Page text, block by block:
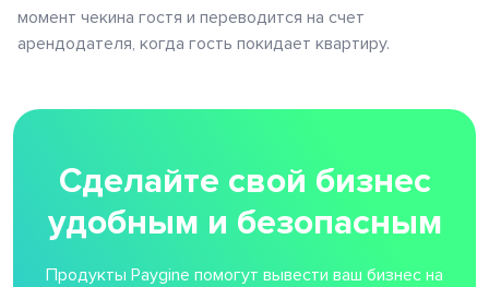
момент чекина гостя и переводится на счет
арендодателя, когда гость покидает квартиру.
Сделайте свой бизнес
удобным и безопасным
Продукты Paygine помогут вывести ваш бизнес на